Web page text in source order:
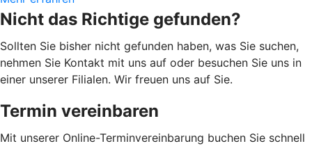
Nicht das Richtige gefunden?
Sollten Sie bisher nicht gefunden haben, was Sie suchen,
nehmen Sie Kontakt mit uns auf oder besuchen Sie uns in
einer unserer Filialen. Wir freuen uns auf Sie.
Termin vereinbaren
Mit unserer Online-Terminvereinbarung buchen Sie schnell